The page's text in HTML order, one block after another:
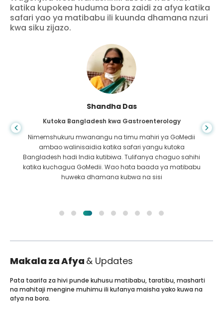
katika kupokea huduma bora zaidi za afya katika
safari yao ya matibabu ili kuunda dhamana nzuri
kwa siku zijazo.
Shandha Das
Kutoka Bangladesh kwa Gastroenterology
Nimemshukuru mwanangu na timu mahiri ya GoMedii
ambao walinisaidia katika safari yangu kutoka
Bangladesh hadi India kutibiwa. Tulifanya chaguo sahihi
katika kuchagua GoMedii. Wao hata baada ya matibabu
huweka dhamana kubwa na sisi
Makala za Afya & Updates
Pata taarifa za hivi punde kuhusu matibabu, taratibu, masharti
na mahitaji mengine muhimu ili kufanya maisha yako kuwa na
afya na bora.